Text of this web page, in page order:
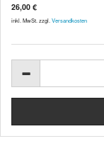
26,00 €
inkl. MwSt. zzgl. Versandkosten